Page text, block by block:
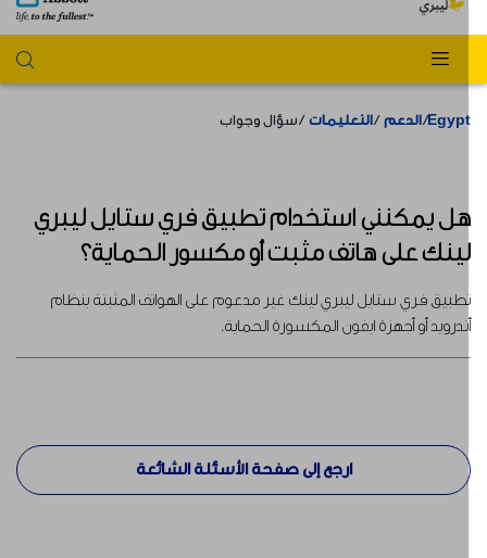
الدعم التعليمات سؤال وجواب
يمكنني استخدام تطبيق فري ستايل ليبري
على هاتف مثبت أو مكسور الحماية؟
فري ستايل ليبري لينك غير مدعوم على الهواتف المثبتة بنظام
أو أجهزة ايفون المكسورة الحماية.
ارجع إلى صفحة الأسئلة الشائعة